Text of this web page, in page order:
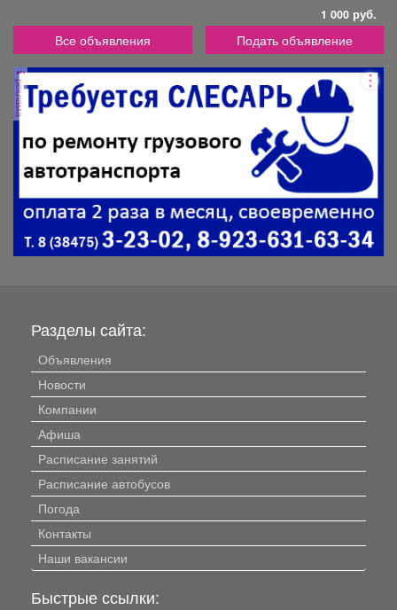
1 000 руб.
Все объявления Подать объявление
реклама
Разделы сайта:
Объявления
Новости
Компании
Афиша
Расписание занятий
Расписание автобусов
Погода
Контакты
Наши вакансии
Быстрые ссылки: